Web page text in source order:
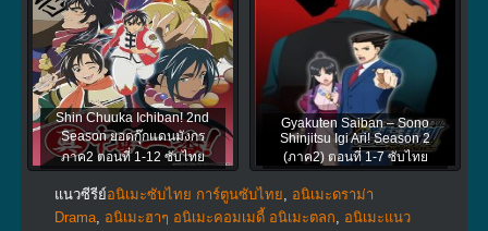
Shin Chuuka Ichiban! 2nd
Season ยอดกุ๊กแดนมังกร
ภาค2 ตอนที่ 1-12 ซับไทย
Gyakuten Saiban – Sono
Shinjitsu Igi Ari! Season 2
(ภาค2) ตอนที่ 1-7 ซับไทย
แนวซีรีย์อนิเมะซับไทย การ์ตูนซับไทย, อนิเมะดราม่า
Drama, อนิเมะฮาๆ อนิเมะคอมเมดี้ อนิเมะตลก, อนิเมะแนว